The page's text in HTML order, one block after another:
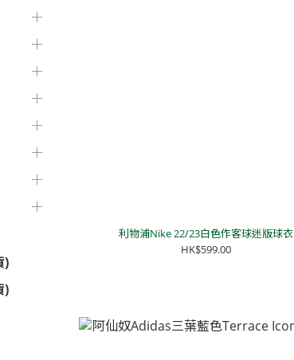
)
)
利物浦Nike 22/23白色作客球迷版球衣
HK$599.00